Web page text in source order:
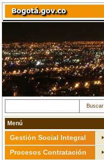
Buscar
Menú
Gestión Social Integral
Procesos Contratación